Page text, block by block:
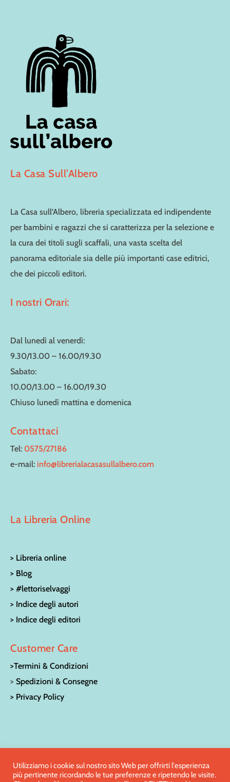
La Casa Sull’Albero
La Casa sull’Albero, libreria specializzata ed indipendente
per bambini e ragazzi che si caratterizza per la selezione e
la cura dei titoli sugli scaffali, una vasta scelta del
panorama editoriale sia delle più importanti case editrici,
che dei piccoli editori.
I nostri Orari:
Dal lunedì al venerdì:
9.30/13.00 – 16.00/19.30
Sabato:
10.00/13.00 – 16.00/19.30
Chiuso lunedì mattina e domenica
Contattaci
Tel: 0575/27186
e-mail: info@librerialacasasullalbero.com
La Libreria Online
> Libreria online
> Blog
> #lettoriselvaggi
> Indice degli autori
> Indice degli editori
Customer Care
>Termini & Condizioni
>Spedizioni & Consegne
> Privacy Policy
© LA CASA SULL’ALBERO LIBRERIA PER RAGAZZI | Via San
Francesco 15 – 52100 Arezzo | Tel:0575/27186| e-mail:
Utilizziamo i cookie sul nostro sito Web per offrirti l'esperienza
più pertinente ricordando le tue preferenze e ripetendo le visite.